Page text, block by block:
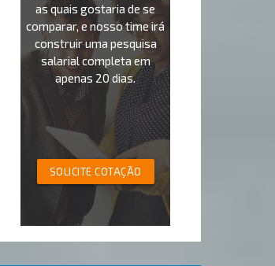
as quais gostaria de se
comparar, e nosso time irá
construir uma pesquisa
salarial completa em
apenas 20 dias.
SOLICITE COTAÇÃO